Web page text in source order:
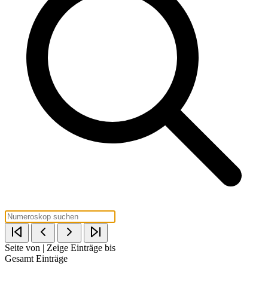
Seite von | Zeige Einträge bis
Gesamt Einträge